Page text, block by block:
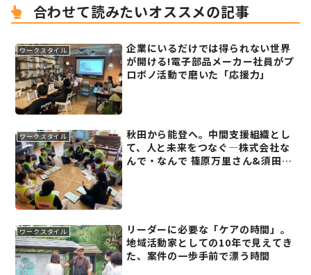
合わせて読みたいオススメの記事
ワークスタイル
企業にいるだけでは得られない世界
が開ける!電子部品メーカー社員がプ
ロボノ活動で磨いた「応援力」
ワークスタイル
秋田から能登へ。中間支援組織とし
て、人と未来をつなぐ―株式会社な
んで・なんで 篠原万里さん&須田紘
ワークスタイル
リーダーに必要な「ケアの時間」。
地域活動家としての10年で見えてき
た、案件の一歩手前で漂う時間